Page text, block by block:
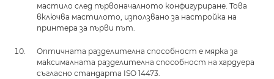
мастило след първоначалното конфигуриране. Това
включва мастилото, използвано за настройка на
принтера за първи път.
Оптичната разделителна способност е мярка за
максималната разделителна способност на хардуера
съгласно стандарта ISO 14473.